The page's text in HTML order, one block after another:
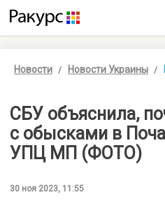
Новости Новости Украины
СБУ объяснила,
с обысками в
УПЦ МП (ФОТО)
30 ноя 2023, 11:55